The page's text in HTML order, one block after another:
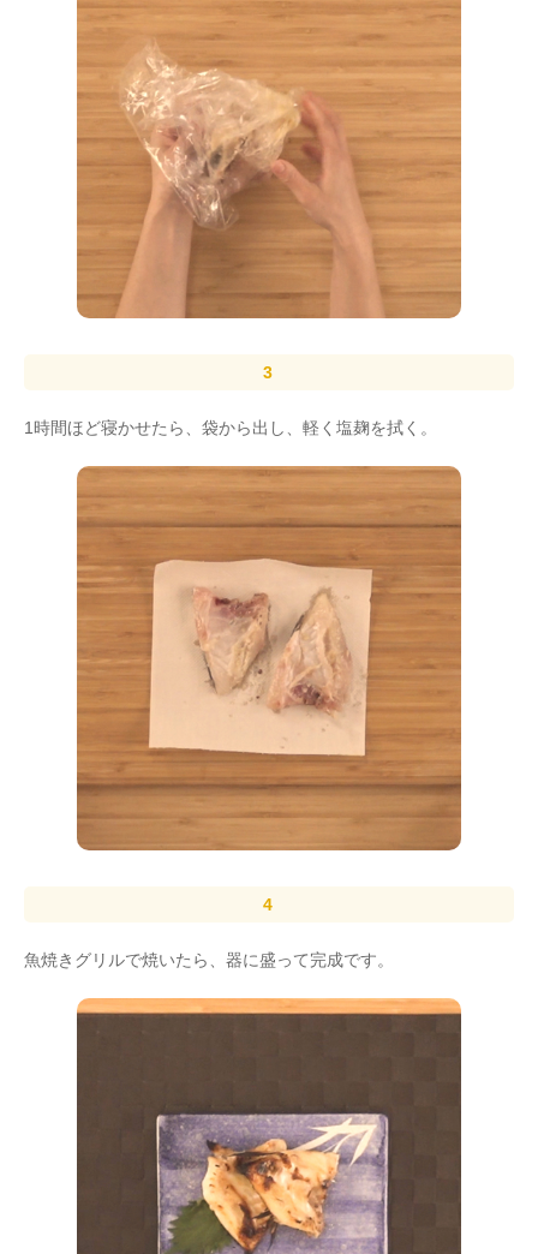
1時間ほど寝かせたら、袋から出し、軽く塩麹を拭く。
魚焼きグリルで焼いたら、器に盛って完成です。